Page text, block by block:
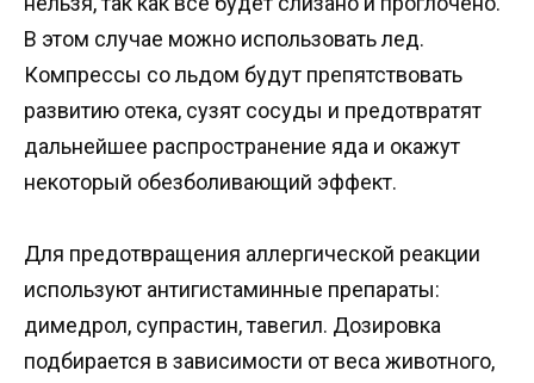
В этом случае можно использовать лед.
Компрессы со льдом будут препятствовать
развитию отека, сузят сосуды и предотвратят
дальнейшее распространение яда и окажут
некоторый обезболивающий эффект.
Для предотвращения аллергической реакции
используют антигистаминные препараты:
димедрол, супрастин, тавегил. Дозировка
подбирается в зависимости от веса животного,